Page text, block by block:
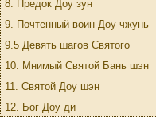
8. Предок Доу зун
9. Почтенный воин Доу чжунь
9.5 Девять шагов Святого
10. Мнимый Святой Бань шэн
11. Святой Доу шэн
12. Бог Доу ди